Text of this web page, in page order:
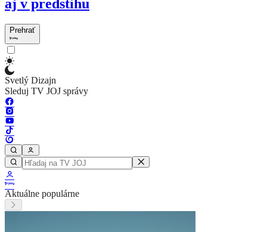
aj v predstihu
Prehrať
Svetlý Dizajn
Sleduj TV JOJ správy
Aktuálne populárne